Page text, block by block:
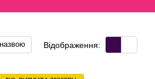
Відображення: